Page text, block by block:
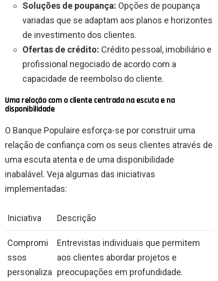
Soluções de poupança: Opções de poupança
variadas que se adaptam aos planos e horizontes
de investimento dos clientes.
Ofertas de crédito: Crédito pessoal, imobiliário e
profissional negociado de acordo com a
capacidade de reembolso do cliente.
Uma relação com o cliente centrada na escuta e na
disponibilidade
O Banque Populaire esforça-se por construir uma
relação de confiança com os seus clientes através de
uma escuta atenta e de uma disponibilidade
inabalável. Veja algumas das iniciativas
implementadas:
Iniciativa Descrição
Compromi
ssos
personaliza
Entrevistas individuais que permitem
aos clientes abordar projetos e
preocupações em profundidade.